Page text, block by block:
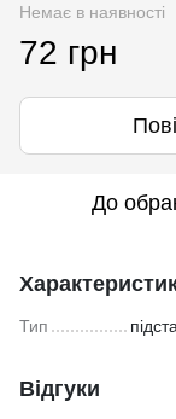
Немає в наявності
72 грн
До
Тип
Відгуки